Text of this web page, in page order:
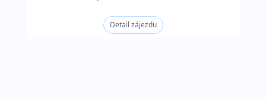
Detail zájezdu